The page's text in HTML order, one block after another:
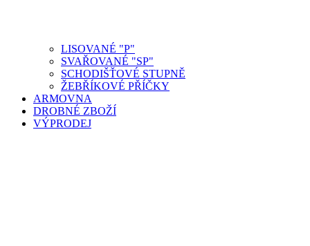
LISOVANÉ "P"
SVAŘOVANÉ "SP"
SCHODIŠŤOVÉ STUPNĚ
ŽEBŘÍKOVÉ PŘÍČKY
ARMOVNA
DROBNÉ ZBOŽÍ
VÝPRODEJ